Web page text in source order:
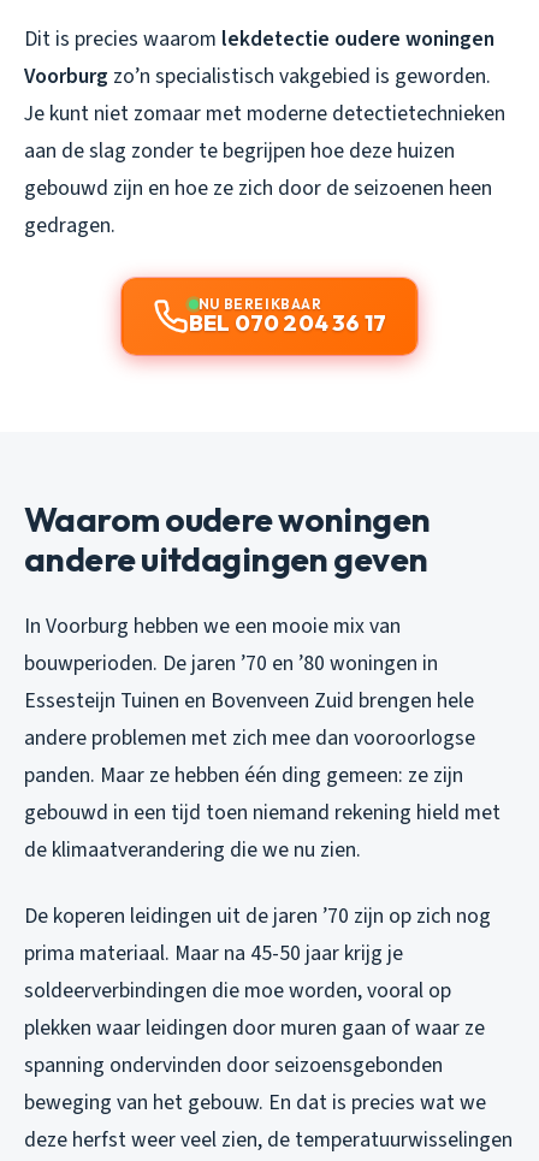
Dit is precies waarom lekdetectie oudere woningen
Voorburg zo’n specialistisch vakgebied is geworden.
Je kunt niet zomaar met moderne detectietechnieken
aan de slag zonder te begrijpen hoe deze huizen
gebouwd zijn en hoe ze zich door de seizoenen heen
gedragen.
NU BEREIKBAAR
BEL 070 204 36 17
Waarom oudere woningen
andere uitdagingen geven
In Voorburg hebben we een mooie mix van
bouwperioden. De jaren ’70 en ’80 woningen in
Essesteijn Tuinen en Bovenveen Zuid brengen hele
andere problemen met zich mee dan vooroorlogse
panden. Maar ze hebben één ding gemeen: ze zijn
gebouwd in een tijd toen niemand rekening hield met
de klimaatverandering die we nu zien.
De koperen leidingen uit de jaren ’70 zijn op zich nog
prima materiaal. Maar na 45-50 jaar krijg je
soldeerverbindingen die moe worden, vooral op
plekken waar leidingen door muren gaan of waar ze
spanning ondervinden door seizoensgebonden
beweging van het gebouw. En dat is precies wat we
deze herfst weer veel zien, de temperatuurwisselingen